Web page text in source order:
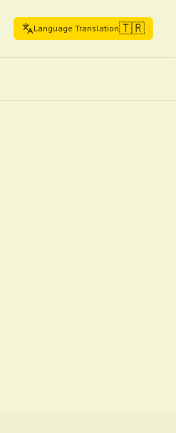
Language Translation🇹🇷